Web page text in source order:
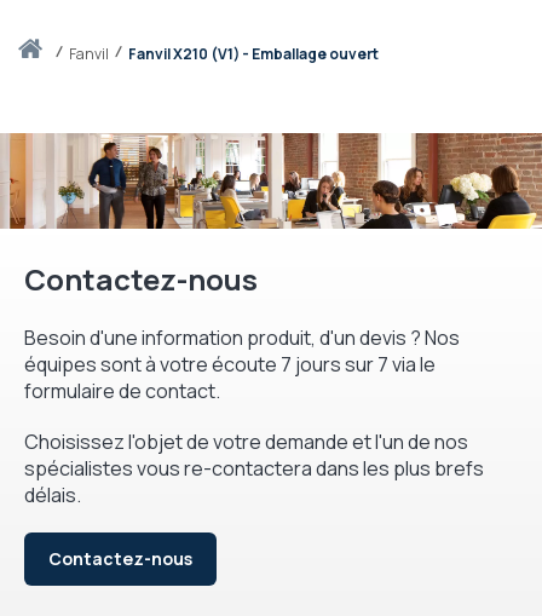
Accueilfanvil Fanvil X210 (V1) - Emballage ouvert
Contactez-nous
Besoin d'une information produit, d'un devis ? Nos
équipes sont à votre écoute 7 jours sur 7 via le
formulaire de contact.
Choisissez l'objet de votre demande et l'un de nos
spécialistes vous re-contactera dans les plus brefs
délais.
Contactez-nous